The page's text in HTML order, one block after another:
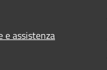
e assistenza